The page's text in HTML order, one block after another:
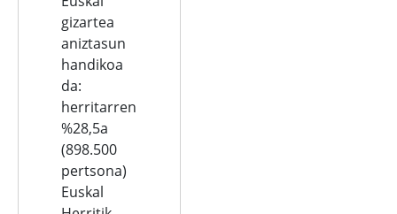
gizartea
aniztasun
handikoa
da:
herritarren
%28,5a
(898.500
pertsona)
Euskal